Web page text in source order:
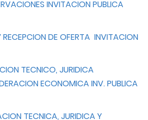
INVITACION PUBLICA
RECEPCION DE OFERTA INVITACION
TECNICO, JURIDICA
ECONOMICA INV. PUBLICA
TECNICA, JURIDICA Y